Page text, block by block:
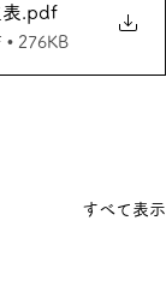
.pdf
• 276KB
すべて表示